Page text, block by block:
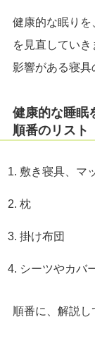
健康的な眠り
を見直していき
影響がある寝具
健康的な睡眠
順番のリスト
敷き寝具、マ
枕
掛け布団
シーツやカバ
順番に、解説し